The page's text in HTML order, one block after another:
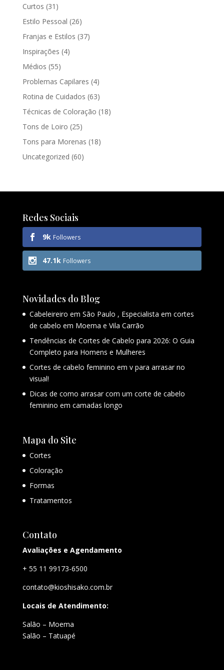
Curtos (31)
Estilo Pessoal (26)
Franjas e Estilos (37)
Inspirações (4)
Médios (55)
Problemas Capilares (4)
Rotina de Cuidados (63)
Técnicas de Coloração (18)
Tons de Loiro (25)
Tons para Morenas (18)
Uncategorized (60)
Redes Sociais
9k Followers
47.1k Followers
Novidades do Blog
Cabeleireiro em São Paulo , Especialista em cortes
de cabelo em Moema e Vila Carrão
Tendências de Cortes de Cabelo para 2026: O Guia
Completo para Homens e Mulheres
Cortes de cabelo feminino em v para arrasar no
visual!
Dicas de como arrasar com um corte de cabelo
feminino em camadas longo
Mapa do Site
Cortes
Coloração
Formas
Tratamentos
Contato
Avaliações e Agendamento
+ 55 11 99173-6500
contato@kioshisako.com.br
Locais de Atendimento:
Salão – Moema
Salão – Tatuapé